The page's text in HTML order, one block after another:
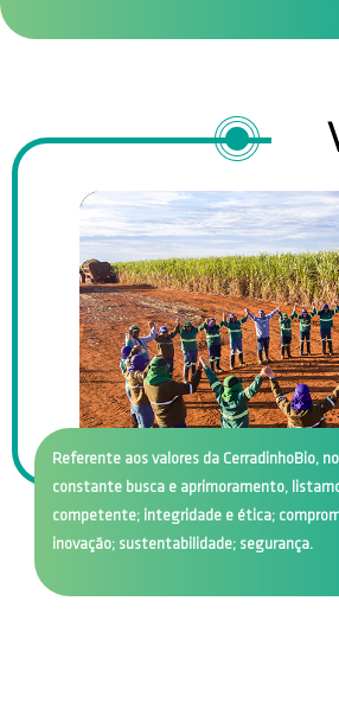
Referente aosvalores da CerradinhoBio,
constante busca e aprimoramento,
competente; integridade e ética;
inovação; sustentabilidade; segurança.